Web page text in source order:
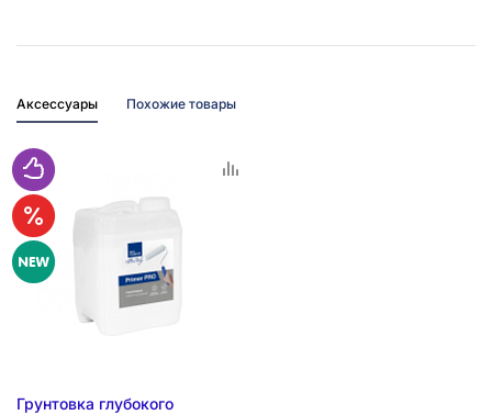
Аксессуары Похожие товары
Грунтовка глубокого